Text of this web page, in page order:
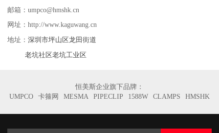
邮箱：umpco@hmshk.cn
网址：http://www.kaguwang.cn
地址： 深圳市坪山区龙田街道
老坑社区老坑工业区
恒美斯企业旗下品牌：
UMPCO
卡箍网 MESMA PIPECLIP 1588W CLAMPS HMSHK